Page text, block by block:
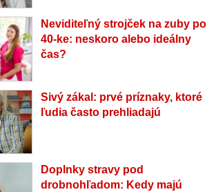
Neviditeľný strojček na zuby po
40-ke: neskoro alebo ideálny
čas?
Sivý zákal: prvé príznaky, ktoré
ľudia často prehliadajú
Doplnky stravy pod
drobnohľadom: Kedy majú